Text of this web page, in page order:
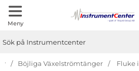
Meny
Böjliga Växelströmtänger Fluke